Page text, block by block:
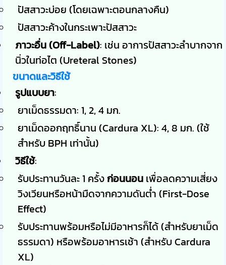
ปัสสาวะบ่อย (โดยเฉพาะตอนกลางคืน)
ปัสสาวะค้างในกระเพาะปัสสาวะ
ภาวะอื่น (Off-Label): เช่น อาการปัสสาวะลำบากจาก
นิ่วในท่อไต (Ureteral Stones)
ขนาดและวิธีใช้
รูปแบบยา:
ยาเม็ดธรรมดา: 1, 2, 4 มก.
ยาเม็ดออกฤทธิ์นาน (Cardura XL): 4, 8 มก. (ใช้
สำหรับ BPH เท่านั้น)
วิธีใช้:
รับประทานวันละ 1 ครั้งก่อนนอน เพื่อลดความเสี่ยง
วิงเวียนหรือหน้ามืดจากความดันต่ำ (First-Dose
Effect)
รับประทานพร้อมหรือไม่มีอาหารก็ได้ (สำหรับยาเม็ด
ธรรมดา) หรือพร้อมอาหารเช้า (สำหรับ Cardura
XL)